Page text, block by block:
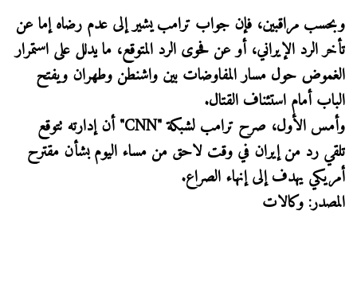
وبحسب مراقبين، فإن جواب ترامب يشير إلى عدم رضاه إما عن
تأخر الرد الإيراني، أو عن فحوى الرد المتوقع، ما يدلل على استمرار
الغموض حول مسار المفاوضات بين واشنطن وطهران ويفتح
الباب أمام استئناف القتال.
وأمس الأول، صرح ترامب لشبكة "CNN" أن إدارته تتوقع
تلقي رد من إيران في وقت لاحق من مساء اليوم بشأن مقترح
أمريكي يهدف إلى إنهاء الصراع.
المصدر: وكالات